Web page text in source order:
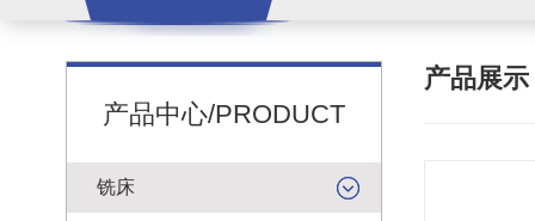
产品中心/PRODUCT
铣床
产品展示